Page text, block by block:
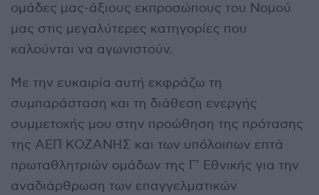
ομάδες μας-άξιους εκπροσώπους του Νομού
μας στις μεγαλύτερες κατηγορίες που
καλούνται να αγωνιστούν.
Με την ευκαιρία αυτή εκφράζω τη
συμπαράσταση και τη διάθεση ενεργής
συμμετοχής μου στην προώθηση της πρότασης
της ΑΕΠ ΚΟΖΑΝΗΣ και των υπόλοιπων επτά
πρωταθλητριών ομάδων της Γ’ Εθνικής για την
αναδιάρθρωση των επαγγελματικών